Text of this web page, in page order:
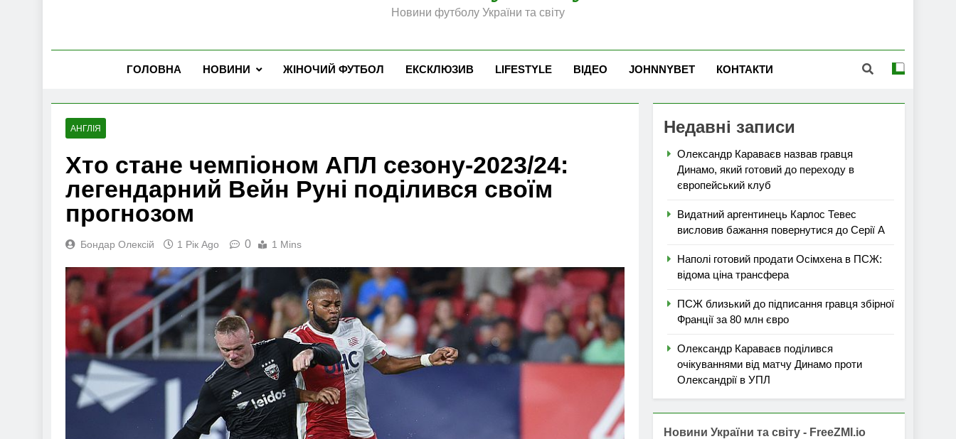
Новини футболу України та світу
ГОЛОВНА НОВИНИ ЖІНОЧИЙ ФУТБОЛ ЕКСКЛЮЗИВ LIFESTYLE ВІДЕО JOHNNYBET КОНТАКТИ
АНГЛІЯ
Хто стане чемпіоном АПЛ сезону-2023/24:
легендарний Вейн Руні поділився своїм
прогнозом
Бондар Олексій 1 Рік Ago 0 1 Mins
Недавні записи
Олександр Караваєв назвав гравця
Динамо, який готовий до переходу в
європейський клуб
Видатний аргентинець Карлос Тевес
висловив бажання повернутися до Серії А
Наполі готовий продати Осімхена в ПСЖ:
відома ціна трансфера
ПСЖ близький до підписання гравця збірної
Франції за 80 млн євро
Олександр Караваєв поділився
очікуваннями від матчу Динамо проти
Олександрії в УПЛ
Новини України та світу - FreeZMI.io